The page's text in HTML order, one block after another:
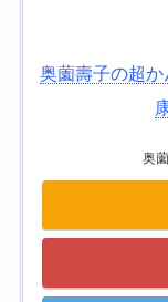
奥薗壽子の超
奥